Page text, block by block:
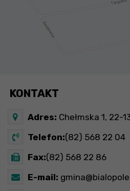
KONTAKT
Adres: Chełmska 1, 22-
Telefon:(82) 568 22 04
Fax:(82) 568 22 86
E-mail: